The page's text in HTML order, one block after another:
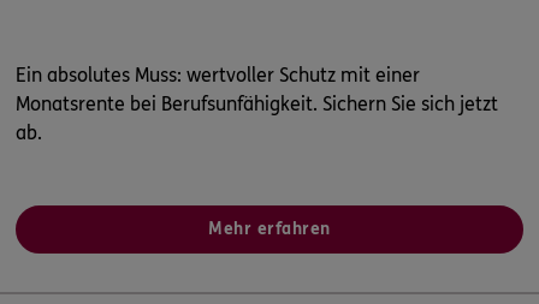
Ein absolutes Muss: wertvoller Schutz mit einer
Monatsrente bei Berufsunfähigkeit. Sichern Sie sich jetzt
ab.
Mehr erfahren